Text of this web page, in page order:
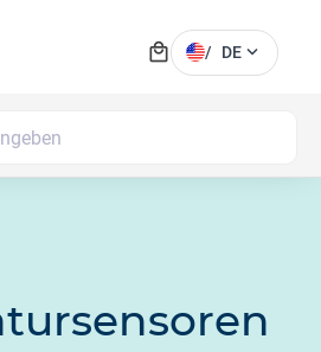
local_mall / DE expand_more